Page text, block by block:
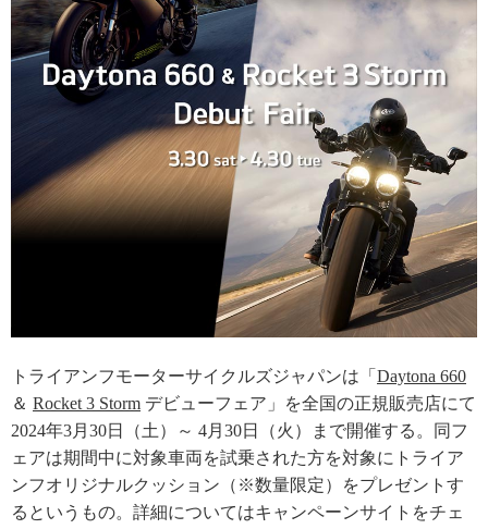
トライアンフモーターサイクルズジャパンは「 Daytona 660
＆ Rocket 3 Storm デビューフェア」を全国の正規販売店にて
2024年3月30日（土）～ 4月30日（火）まで開催する。同フ
ェアは期間中に対象車両を試乗された方を対象にトライア
ンフオリジナルクッション（※数量限定）をプレゼントす
るというもの。詳細についてはキャンペーンサイトをチェ